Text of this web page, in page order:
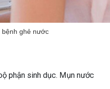
bệnh ghẻ nước
phận sinh dục. Mụn nước